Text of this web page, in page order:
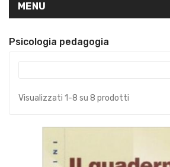
MENU
Psicologia pedagogia
Visualizzati 1-8 su 8 prodotti